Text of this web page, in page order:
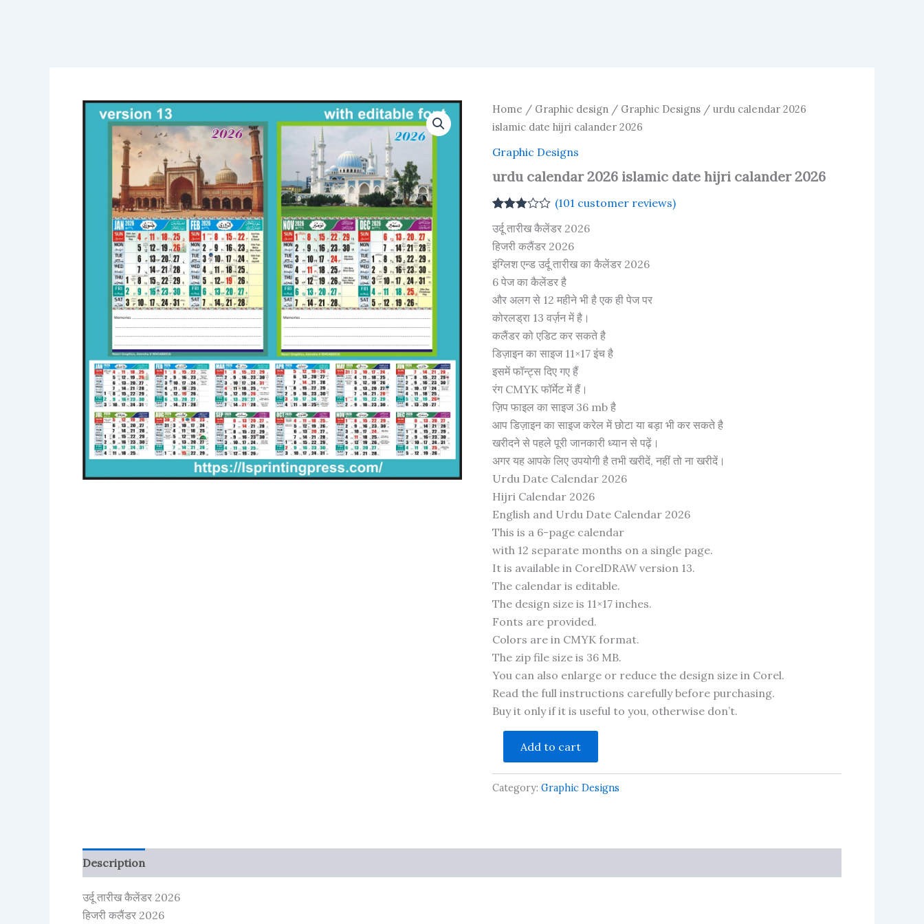
Home / Graphic design / Graphic Designs / urdu calendar 2026
islamic date hijri calander 2026
Graphic Designs
urdu calendar 2026 islamic date hijri calander 2026
2.89
out of 5
based
on
customer
ratings
(101 customer reviews)
उर्दू तारीख कैलेंडर 2026
हिजरी कलैंडर 2026
इंग्लिश एन्ड उर्दू तारीख का कैलेंडर 2026
6 पेज का कैलेंडर है
और अलग से 12 महीने भी है एक ही पेज पर
कोरलड्रा 13 वर्ज़न में है।
कलैंडर को एडिट कर सकते है
डिज़ाइन का साइज 11×17 इंच है
इसमें फॉन्ट्स दिए गए हैं
रंग CMYK फॉर्मेट में हैं।
ज़िप फाइल का साइज 36 mb है
आप डिज़ाइन का साइज करेल में छोटा या बड़ा भी कर सकते है
खरीदने से पहले पूरी जानकारी ध्यान से पढ़ें।
अगर यह आपके लिए उपयोगी है तभी खरीदें, नहीं तो ना खरीदें।
Urdu Date Calendar 2026
Hijri Calendar 2026
English and Urdu Date Calendar 2026
This is a 6-page calendar
with 12 separate months on a single page.
It is available in CorelDRAW version 13.
The calendar is editable.
The design size is 11×17 inches.
Fonts are provided.
Colors are in CMYK format.
The zip file size is 36 MB.
You can also enlarge or reduce the design size in Corel.
Read the full instructions carefully before purchasing.
Buy it only if it is useful to you, otherwise don’t.
calendar
2026
islamic
date
quantity
Add to cart
Category:Graphic Designs
Description
उर्दू तारीख कैलेंडर 2026
हिजरी कलैंडर 2026